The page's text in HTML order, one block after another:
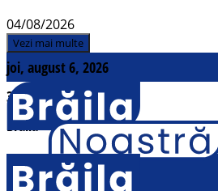
04/08/2026
Vezi mai multe
joi, august 6, 2026
31°c
Brăila
Contact